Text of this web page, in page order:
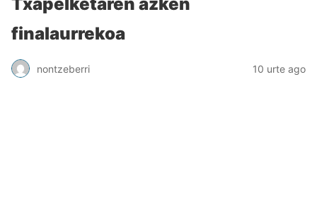
finalaurrekoa
nontzeberri 10 urte ago